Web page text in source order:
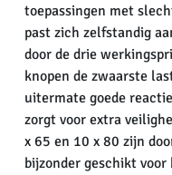
toepassingen met
past zich zelfstandig
door de drie
knopen de zwaarste
uitermate goede
zorgt voor extra
x 65 en 10 x 80 zijn
bijzonder geschikt